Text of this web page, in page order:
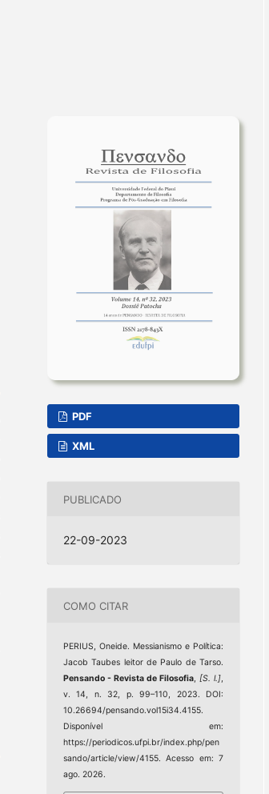
PDF
XML
PUBLICADO
22-09-2023
COMO CITAR
PERIUS, Oneide. Messianismo e Política:
Jacob Taubes leitor de Paulo de Tarso.
Pensando - Revista de Filosofia, [S. l.],
v. 14, n. 32, p. 99–110, 2023. DOI:
10.26694/pensando.vol15i34.4155.
Disponível em:
https://periodicos.ufpi.br/index.php/pen
sando/article/view/4155. Acesso em: 7
ago. 2026.